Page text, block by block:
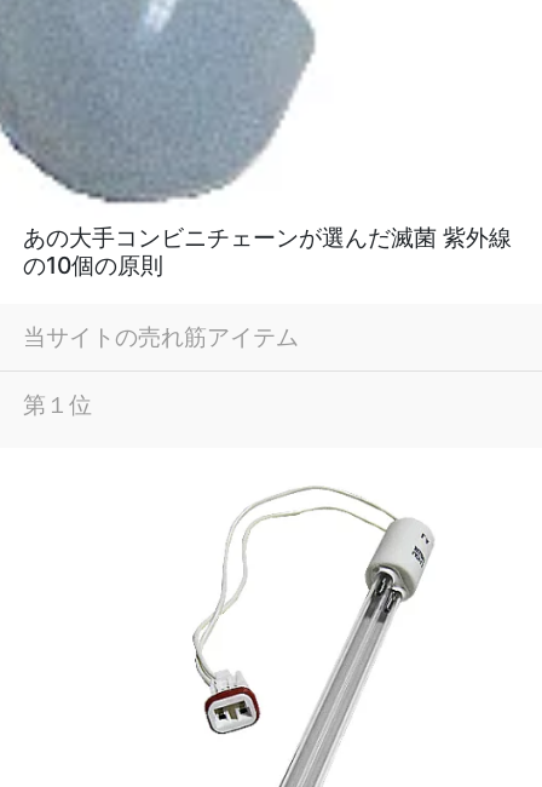
あの大手コンビニチェーンが選んだ滅菌 紫外線
の10個の原則
当サイトの売れ筋アイテム
第１位